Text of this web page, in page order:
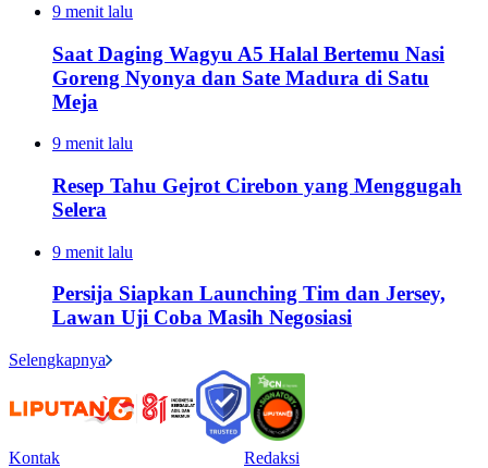
9 menit lalu
Saat Daging Wagyu A5 Halal Bertemu Nasi
Goreng Nyonya dan Sate Madura di Satu
Meja
9 menit lalu
Resep Tahu Gejrot Cirebon yang Menggugah
Selera
9 menit lalu
Persija Siapkan Launching Tim dan Jersey,
Lawan Uji Coba Masih Negosiasi
Selengkapnya
Kontak Redaksi